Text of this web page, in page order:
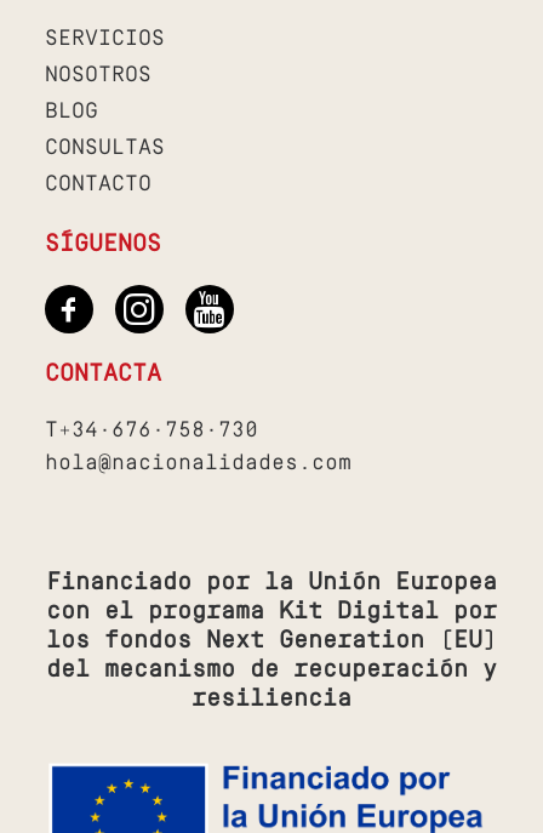
SERVICIOS
NOSOTROS
BLOG
CONSULTAS
CONTACTO
SÍGUENOS
CONTACTA
T+34·676·758·730
hola@nacionalidades.com
Financiado por la Unión Europea
con el programa Kit Digital por
los fondos Next Generation (EU)
del mecanismo de recuperación y
resiliencia